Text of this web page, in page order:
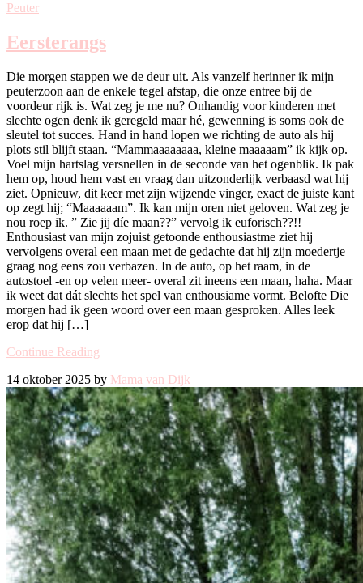
Peuter
Eersterangs
Die morgen stappen we de deur uit. Als vanzelf herinner ik mijn
peuterzoon aan de enkele tegel afstap, die onze entree bij de
voordeur rijk is. Wat zeg je me nu? Onhandig voor kinderen met
slechte ogen denk ik geregeld maar hé, gewenning is soms ook de
sleutel tot succes. Hand in hand lopen we richting de auto als hij
plots stil blijft staan. “Mammaaaaaaaa, kleine maaaaam” ik kijk op.
Voel mijn hartslag versnellen in de seconde van het ogenblik. Ik pak
hem op, houd hem vast en vraag dan uitzonderlijk verbaasd wat hij
ziet. Opnieuw, dit keer met zijn wijzende vinger, exact de juiste kant
op zegt hij; “Maaaaaam”. Ik kan mijn oren niet geloven. Wat zeg je
nou roep ik. ” Zie jij díe maan??” vervolg ik euforisch??!!
Enthousiast van mijn zojuist getoonde enthousiastme ziet hij
vervolgens overal een maan met de gedachte dat hij zijn moedertje
graag nog eens zou verbazen. In de auto, op het raam, in de
autostoel -en op velen meer- overal zit ineens een maan, haha. Maar
ik weet dat dát slechts het spel van enthousiame vormt. Belofte Die
morgen had ik geen woord over een maan gesproken. Alles leek
erop dat hij […]
Continue Reading
14 oktober 2025 by Mama van Dijk